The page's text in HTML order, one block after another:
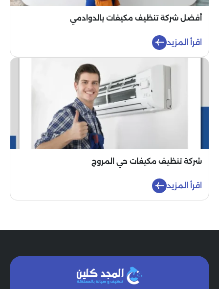
أفضل شركة تنظيف مكيفات بالدوادمي
اقرأ المزيد
شركة تنظيف مكيفات حي المروج
اقرأ المزيد